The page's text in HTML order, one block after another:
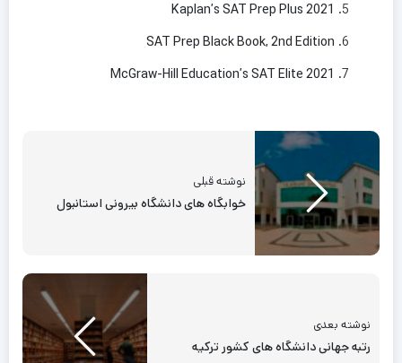
Kaplan’s SAT Prep Plus 2021
SAT Prep Black Book, 2nd Edition
McGraw-Hill Education’s SAT Elite 2021
نوشته قبلی
خوابگاه های دانشگاه بیرونی استانبول
نوشته بعدی
رتبه جهانی دانشگاه های کشور ترکیه